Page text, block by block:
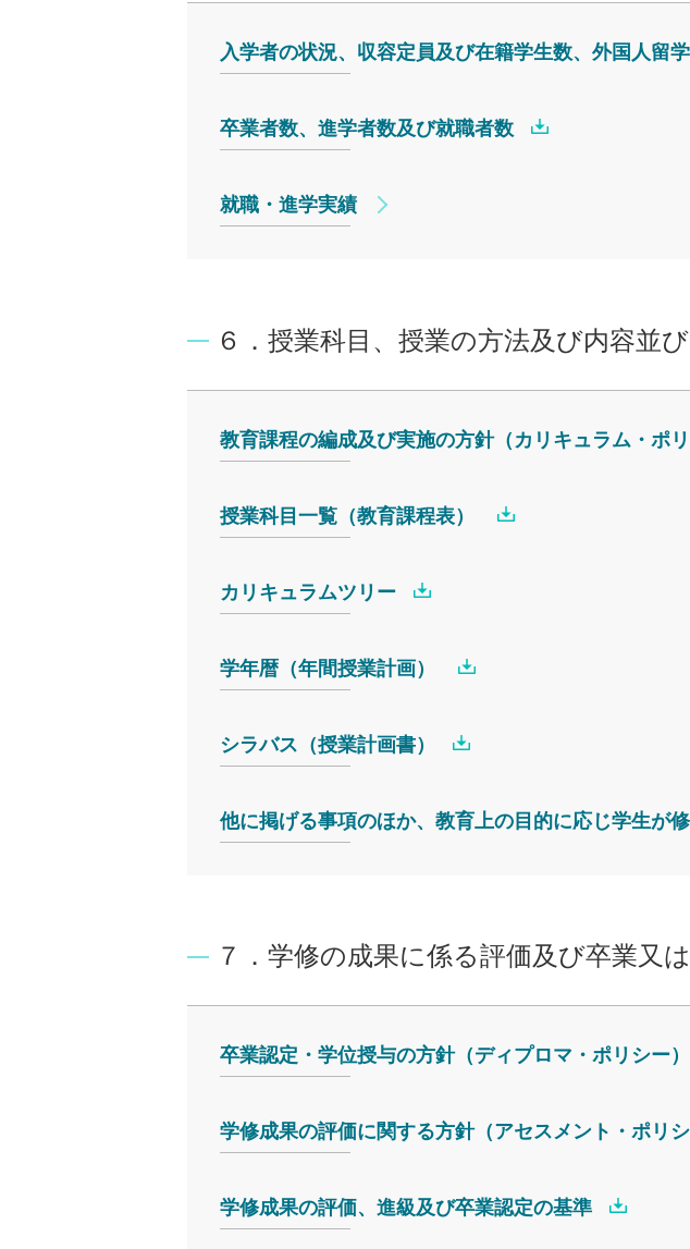
入学者の状況、収容定員及び在籍学生数、外国人留
卒業者数、進学者数及び就職者数
就職・進学実績
６．授業科目、授業の方法及び内容並
教育課程の編成及び実施の方針（カリキュラム・ポリ
授業科目一覧（教育課程表）
カリキュラムツリー
学年暦（年間授業計画）
シラバス（授業計画書）
他に掲げる事項のほか、教育上の目的に応じ学生が
７．学修の成果に係る評価及び卒業又
卒業認定・学位授与の方針（ディプロマ・ポリシー）
学修成果の評価に関する方針（アセスメント・ポリシ
学修成果の評価、進級及び卒業認定の基準